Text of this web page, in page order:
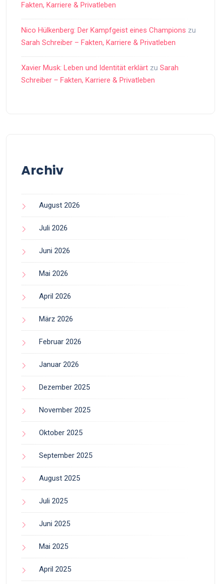
Fakten, Karriere & Privatleben
Nico Hülkenberg: Der Kampfgeist eines Champions zu
Sarah Schreiber – Fakten, Karriere & Privatleben
Xavier Musk: Leben und Identität erklärt zu Sarah
Schreiber – Fakten, Karriere & Privatleben
Archiv
August 2026
Juli 2026
Juni 2026
Mai 2026
April 2026
März 2026
Februar 2026
Januar 2026
Dezember 2025
November 2025
Oktober 2025
September 2025
August 2025
Juli 2025
Juni 2025
Mai 2025
April 2025